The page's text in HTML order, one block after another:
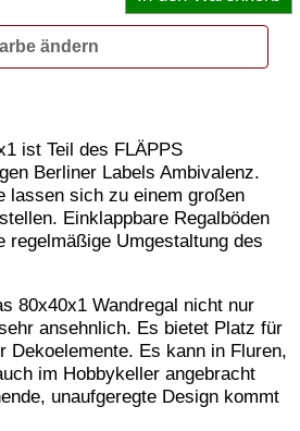
ändern
ist Teil des FLÄPPS
Berliner Labels Ambivalenz.
lassen sich zu einem großen
Einklappbare Regalböden
regelmäßige Umgestaltung des
80x40x1 Wandregal nicht nur
ansehnlich. Es bietet Platz für
Dekoelemente. Es kann in Fluren,
im Hobbykeller angebracht
unaufgeregte Design kommt